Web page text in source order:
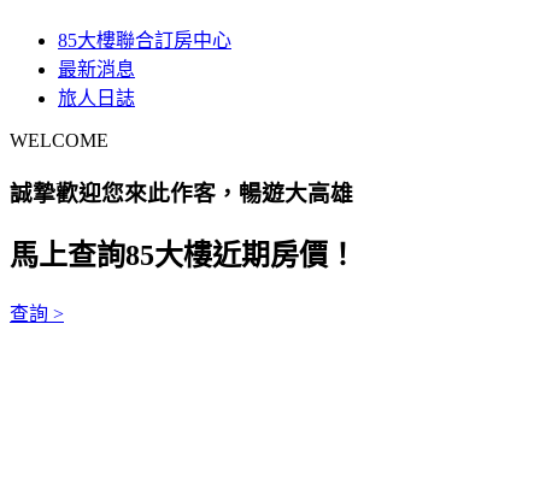
85大樓聯合訂房中心
最新消息
旅人日誌
WELCOME
誠摯歡迎您來此作客，暢遊大高雄
馬上查詢85大樓近期房價！
查詢 >